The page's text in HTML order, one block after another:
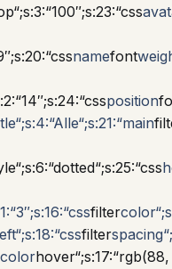
namefont
position
filter
filter
colorhover“;s:17:“rgb(88,